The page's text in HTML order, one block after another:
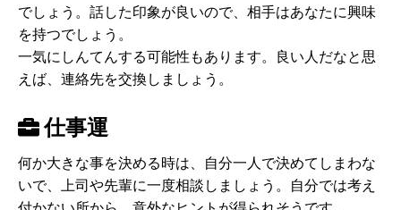
でしょう。話した印象が良いので、相手はあなたに興味
を持つでしょう。
一気にしんてんする可能性もあります。良い人だなと思
えば、連絡先を交換しましょう。
仕事運
何か大きな事を決める時は、自分一人で決めてしまわな
いで、上司や先輩に一度相談しましょう。自分では考え